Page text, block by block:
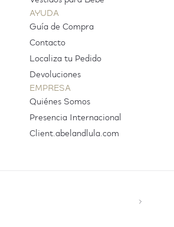
AYUDA
Guía de Compra
Contacto
Localiza tu Pedido
Devoluciones
EMPRESA
Quiénes Somos
Presencia Internacional
Client.abelandlula.com